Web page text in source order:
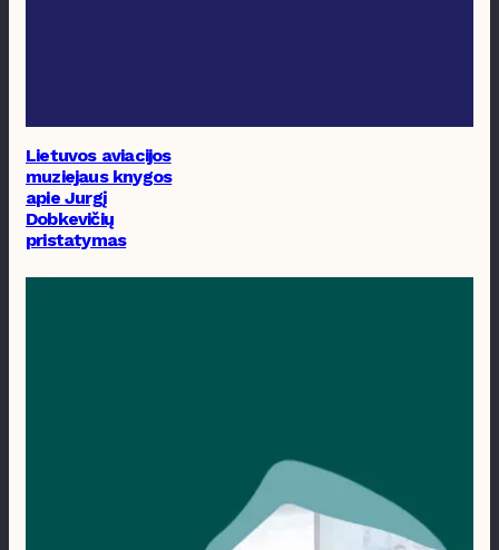
Lietuvos aviacijos
muziejaus knygos
apie Jurgį
Dobkevičių
pristatymas